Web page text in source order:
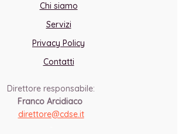
Chi siamo
Servizi
Privacy Policy
Contatti
Direttore responsabile:
Franco Arcidiaco
direttore@cdse.it